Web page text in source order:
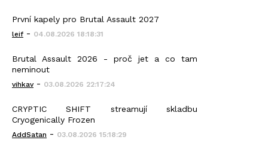
První kapely pro Brutal Assault 2027
leif - 04.08.2026 18:18:31
Brutal Assault 2026 - proč jet a co tam
neminout
vihkav- 03.08.2026 22:17:24
CRYPTIC SHIFT streamují skladbu
Cryogenically Frozen
AddSatan - 03.08.2026 15:18:29